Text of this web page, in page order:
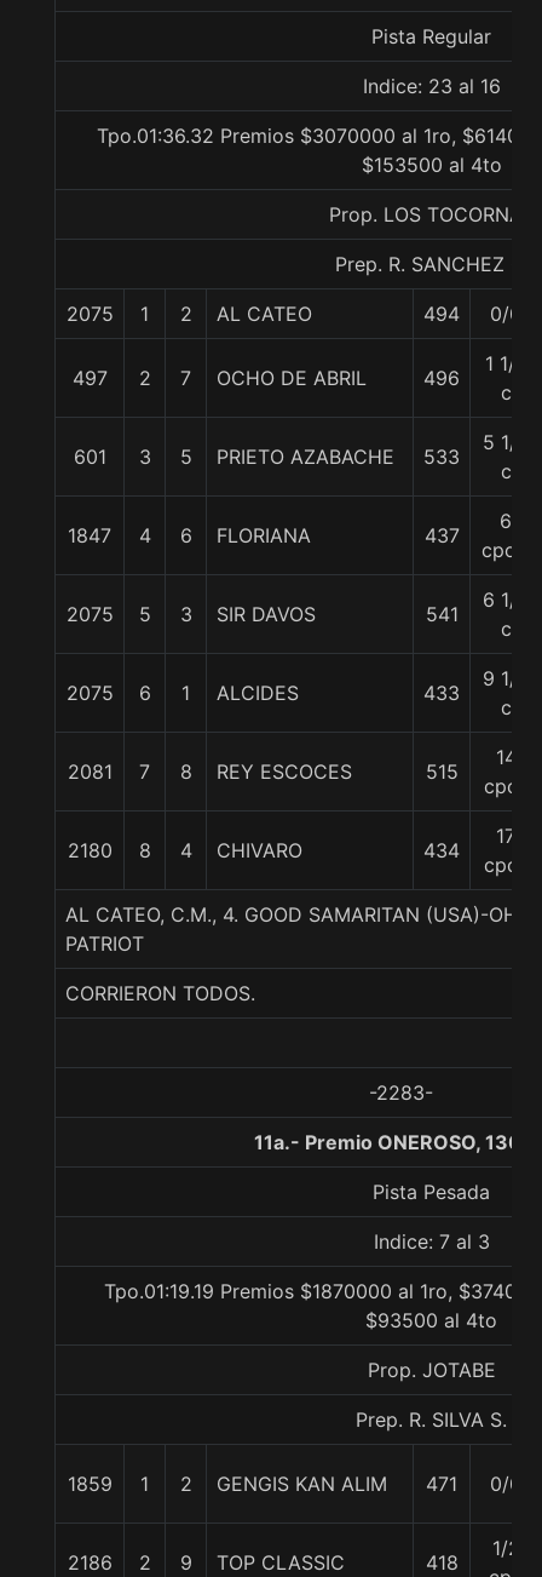
Pista Regular
Indice: 23 al 16
Tpo.01:36.32 Premios $3070000 al 1ro,
$153500 al 4to
Prop. LOS TOCORNAL
Prep. R. SANCHEZ Q.
2075 1 2 AL CATEO 494 0/0
497 2 7 OCHO DE ABRIL 496
1 1/4
c
601 3 5 PRIETO AZABACHE 533
5 1/4
c
1847 4 6 FLORIANA 437
6
cpos.
2075 5 3 SIR DAVOS 541
6 1/2
c
2075 6 1 ALCIDES 433
9 1/4
c
2081 7 8 REY ESCOCES 515
14
cpos
2180 8 4 CHIVARO 434
17
cpos
AL CATEO, C.M., 4. GOOD SAMARITAN (USA)-OH
PATRIOT
CORRIERON TODOS.
-2283-
11a.- Premio ONEROSO,
Pista Pesada
Indice: 7 al 3
Tpo.01:19.19 Premios $1870000 al 1ro,
$93500 al 4to
Prop. JOTABE
Prep. R. SILVA S.
1859 1 2 GENGIS KAN ALIM 471 0/0
2186 2 9 TOP CLASSIC 418
1/2